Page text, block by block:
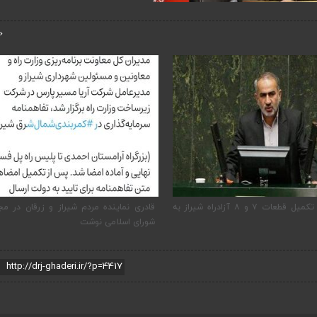
ضرورت تکمیل قطعات ۷ و ۸ آزادراه شیراز به
قادری نماینده مردم شیراز و زرقان در
شورای اسلامی نوشت
‹